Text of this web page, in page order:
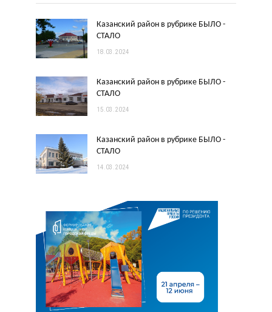
Казанский район в рубрике БЫЛО -
СТАЛО
18.03.2024
Казанский район в рубрике БЫЛО -
СТАЛО
15.03.2024
Казанский район в рубрике БЫЛО -
СТАЛО
14.03.2024